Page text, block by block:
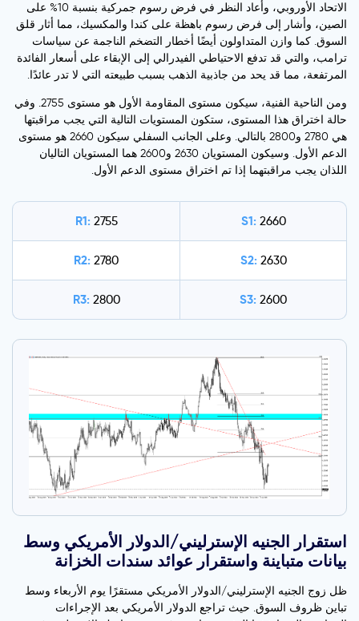
الاتحاد الأوروبي، وأعاد النظر في فرض رسوم جمركية بنسبة 10% على
الصين، وأشار إلى فرض رسوم باهظة على كندا والمكسيك، مما أثار قلق
السوق. كما وازن المتداولون أيضًا أخطار التضخم الناجمة عن سياسات
ترامب، والتي قد تدفع الاحتياطي الفيدرالي إلى الإبقاء على أسعار الفائدة
المرتفعة، مما قد يحد من جاذبية الذهب بسبب طبيعته التي لا تدر عائدًا.
ومن الناحية الفنية، سيكون مستوى المقاومة الأول هو مستوى 2755. وفي
حالة اختراق هذا المستوى، ستكون المستويات التالية التي يجب مراقبتها
هي 2780 و2800 بالتالي. وعلى الجانب السفلي سيكون 2660 هو مستوى
الدعم الأول. وسيكون المستويان 2630 و2600 هما المستويان التاليان
اللذان يجب مراقبتهما إذا تم اختراق مستوى الدعم الأول.
R1: 2755 S1: 2660
R2: 2780 S2: 2630
R3: 2800 S3: 2600
استقرار الجنيه الإسترليني/الدولار الأمريكي وسط
بيانات متباينة واستقرار عوائد سندات الخزانة
ظل زوج الجنيه الإسترليني/الدولار الأمريكي مستقرًا يوم الأربعاء وسط
تباين ظروف السوق. حيث تراجع الدولار الأمريكي بعد الإجراءات